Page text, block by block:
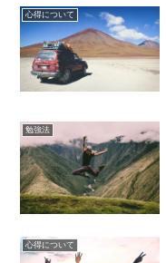
心得について
勉強法
心得について